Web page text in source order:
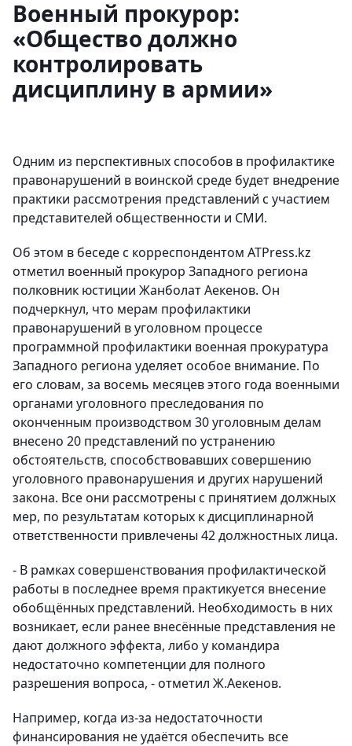
Военный прокурор:
«Общество должно
контролировать
дисциплину в армии»
Одним из перспективных способов в профилактике
правонарушений в воинской среде будет внедрение
практики рассмотрения представлений с участием
представителей общественности и СМИ.
Об этом в беседе с корреспондентом ATPress.kz
отметил военный прокурор Западного региона
полковник юстиции Жанболат Аекенов. Он
подчеркнул, что мерам профилактики
правонарушений в уголовном процессе
программной профилактики военная прокуратура
Западного региона уделяет особое внимание. По
его словам, за восемь месяцев этого года военными
органами уголовного преследования по
оконченным производством 30 уголовным делам
внесено 20 представлений по устранению
обстоятельств, способствовавших совершению
уголовного правонарушения и других нарушений
закона. Все они рассмотрены с принятием должных
мер, по результатам которых к дисциплинарной
ответственности привлечены 42 должностных лица.
- В рамках совершенствования профилактической
работы в последнее время практикуется внесение
обобщённых представлений. Необходимость в них
возникает, если ранее внесённые представления не
дают должного эффекта, либо у командира
недостаточно компетенции для полного
разрешения вопроса, - отметил Ж.Аекенов.
Например, когда из-за недостаточности
финансирования не удаётся обеспечить все